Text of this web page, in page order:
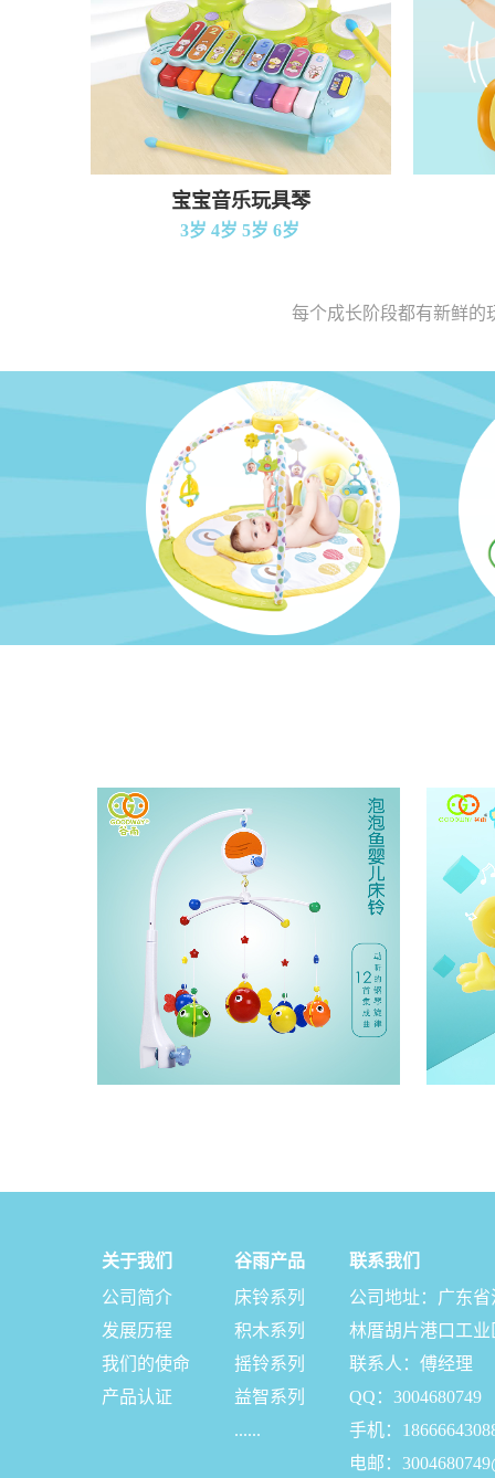
宝宝音乐玩具琴
3岁 4岁 5岁 6岁
每个成长阶段都有新鲜的
关于我们
公司简介
发展历程
我们的使命
产品认证
谷雨产品
床铃系列
积木系列
摇铃系列
益智系列
......
联系我们
公司地址：广东
林厝胡片港口工业
联系人：傅经理
QQ：3004680749
手机：
电邮：